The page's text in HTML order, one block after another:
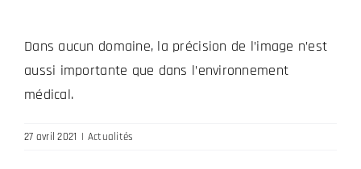
VIRTUELLEMENT EN HAUT
Dans aucun domaine, la précision de l’image n’est
aussi importante que dans l’environnement
médical.
27 avril 2021 | Actualités